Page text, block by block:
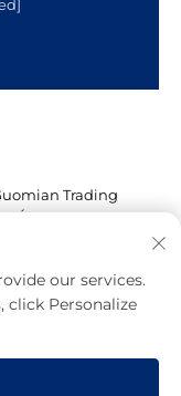
Trading
our services.
click Personalize